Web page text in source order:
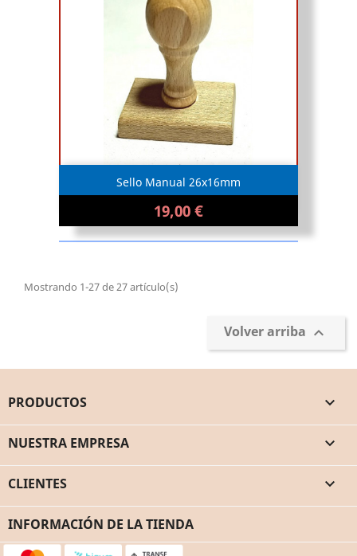
Sello Manual 26x16mm
19,00 €
Mostrando 1-27 de 27 artículo(s)
Volver arriba 
PRODUCTOS 
NUESTRA EMPRESA 
CLIENTES 
INFORMACIÓN DE LA TIENDA